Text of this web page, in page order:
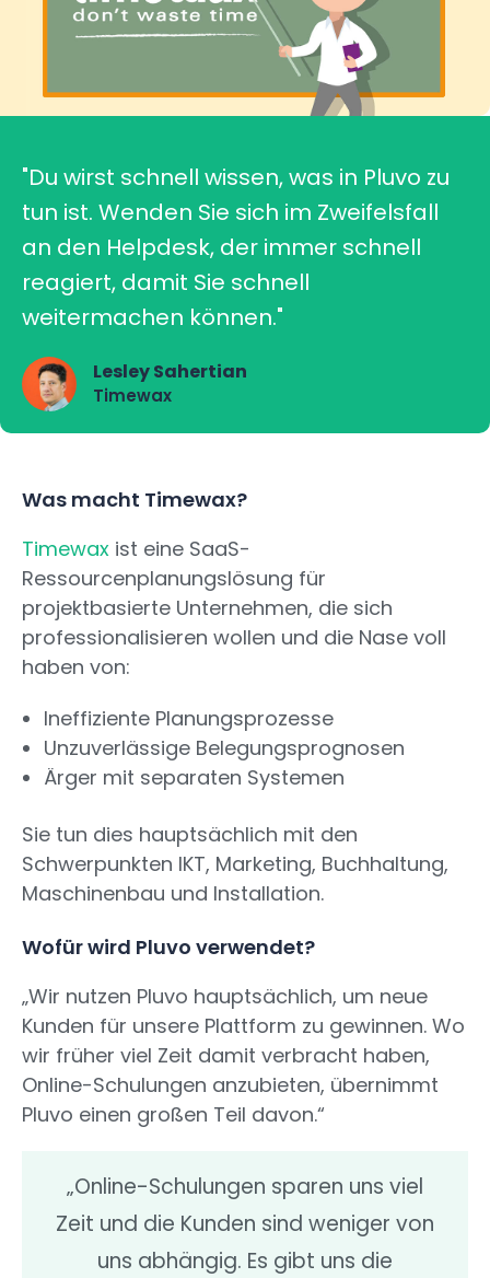
"Du wirst schnell wissen, was in Pluvo zu
tun ist. Wenden Sie sich im Zweifelsfall
an den Helpdesk, der immer schnell
reagiert, damit Sie schnell
weitermachen können."
Lesley Sahertian
Timewax
Was macht Timewax?
Timewax ist eine SaaS-
Ressourcenplanungslösung für
projektbasierte Unternehmen, die sich
professionalisieren wollen und die Nase voll
haben von:
Ineffiziente Planungsprozesse
Unzuverlässige Belegungsprognosen
Ärger mit separaten Systemen
Sie tun dies hauptsächlich mit den
Schwerpunkten IKT, Marketing, Buchhaltung,
Maschinenbau und Installation.
Wofür wird Pluvo verwendet?
„Wir nutzen Pluvo hauptsächlich, um neue
Kunden für unsere Plattform zu gewinnen. Wo
wir früher viel Zeit damit verbracht haben,
Online-Schulungen anzubieten, übernimmt
Pluvo einen großen Teil davon.“
„Online-Schulungen sparen uns viel
Zeit und die Kunden sind weniger von
uns abhängig. Es gibt uns die